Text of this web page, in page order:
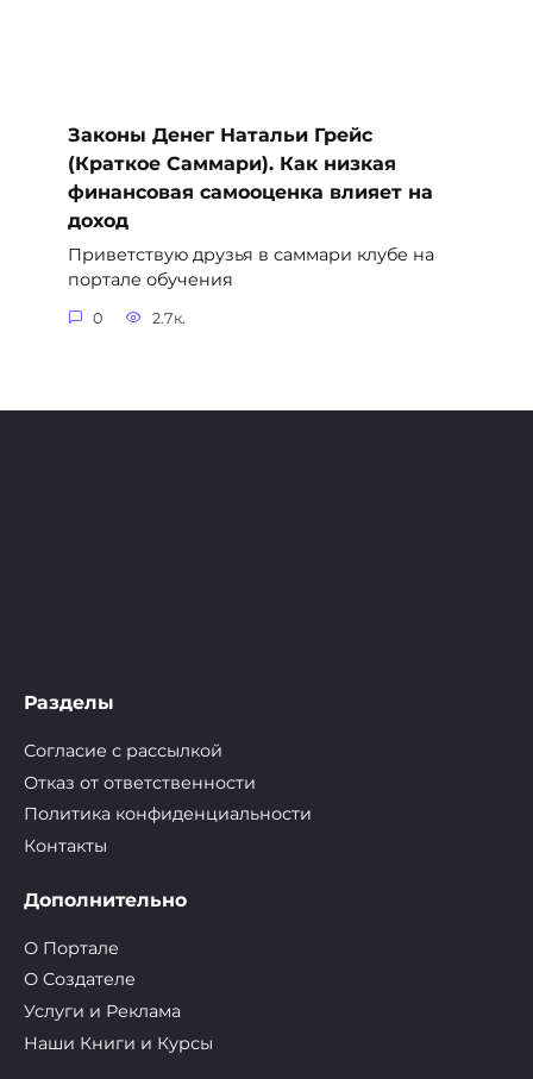
Законы Денег Натальи Грейс
(Краткое Саммари). Как низкая
финансовая самооценка влияет на
доход
Приветствую друзья в саммари клубе на
портале обучения
0 2.7к.
Разделы
Согласие с рассылкой
Отказ от ответственности
Политика конфиденциальности
Контакты
Дополнительно
О Портале
О Cоздателе
Услуги и Реклама
Наши Книги и Курсы